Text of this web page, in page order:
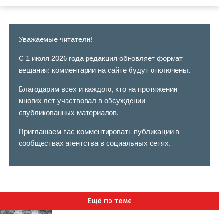
Уважаемые читатели!
С 1 июля 2026 года редакция обновляет формат
вещания: комментарии на сайте будут отключены.
Благодарим всех и каждого, кто на протяжении
многих лет участвовал в обсуждении
опубликованных материалов.
Приглашаем вас комментировать публикации в
сообществах агентства в социальных сетях.
Ещё по теме